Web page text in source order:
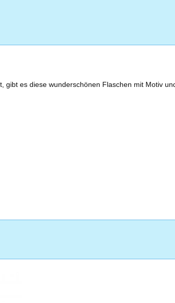
es diese wunderschönen Flaschen mit Motiv